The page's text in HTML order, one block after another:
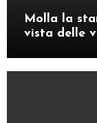
Molla la
vista delle